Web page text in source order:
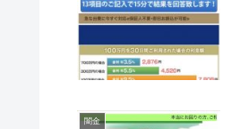
闇金